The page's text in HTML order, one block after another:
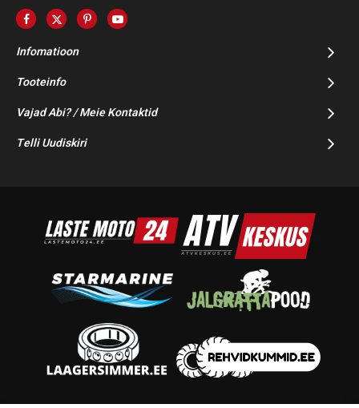
Infomatioon
Tooteinfo
Vajad Abi? / Meie Kontaktid
Telli Uudiskiri